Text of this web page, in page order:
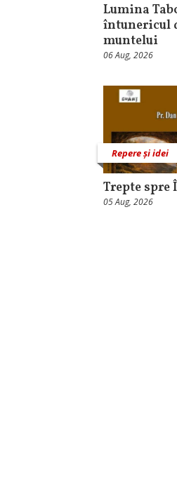
Lumina
întunericul
muntelui
06 Aug, 2026
Repere și idei
Trepte spre
05 Aug, 2026